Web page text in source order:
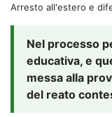
Arresto all'estero e
Nel processo
educativa, e
messa alla
del reato